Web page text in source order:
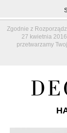
Zgodnie z
27 kwietnia
przetwarzamy